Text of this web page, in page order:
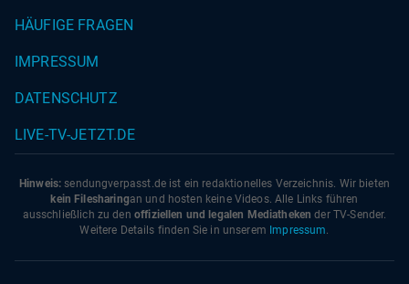
HÄUFIGE FRAGEN
IMPRESSUM
DATENSCHUTZ
LIVE-TV-JETZT.DE
Hinweis: sendungverpasst.de ist ein redaktionelles Verzeichnis. Wir bieten
kein Filesharingan und hosten keine Videos. Alle Links führen
ausschließlich zu den offiziellen und legalen Mediatheken der TV-Sender.
Weitere Details finden Sie in unserem Impressum.